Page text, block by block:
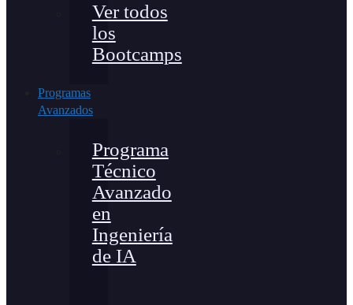
Ver todos
los
Bootcamps
Programas
Avanzados
Programa
Técnico
Avanzado
en
Ingeniería
de IA